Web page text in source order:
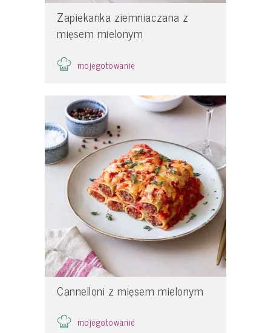
Zapiekanka ziemniaczana z
mięsem mielonym
mojegotowanie
Cannelloni z mięsem mielonym
mojegotowanie